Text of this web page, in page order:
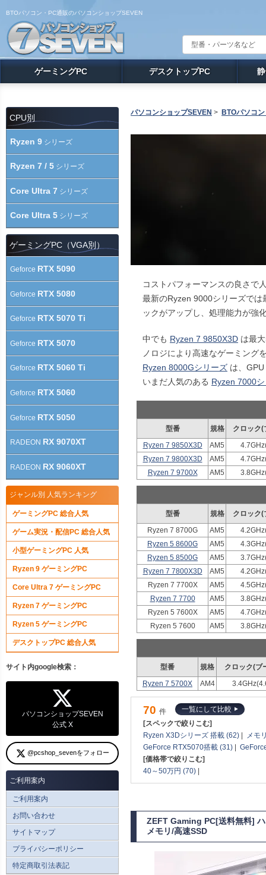
BTOパソコン・PC通販のパソコンショップSEVEN
ゲーミングPC デスクトップPC
パソコンショップSEVEN > BTOパソコ
コストパフォーマンスの良さで
最新のRyzen 9000シリーズで
ックがアップし、処理能力が強
中でも Ryzen 7 9850X3D は最
ノロジにより高速なゲーミング
Ryzen 8000Gシリーズ は、
いまだ人気のある Ryzen 7000
型番 規格
クロック(
Ryzen 7 9850X3D
AM5
Ryzen 7 9800X3D
AM5
Ryzen 7 9700X
AM5
型番 規格
クロック(
Ryzen 7 8700G
AM5
Ryzen 5 8600G
AM5
Ryzen 5 8500G
AM5
Ryzen 7 7800X3D
AM5
Ryzen 7 7700X
AM5
Ryzen 7 7700
AM5
Ryzen 5 7600X
AM5
Ryzen 5 7600
AM5
型番 規格
クロック(ブ
Ryzen 7 5700X
AM4
70 件
一覧にして比較
[スペックで絞りこむ]
Ryzen X3Dシリーズ 搭載 (62) |
メモ
GeForce RTX5070搭載 (31) |
[価格帯で絞りこむ]
40～50万円 (70) |
ZEFT Gaming PC[送料無料]
メモリ/高速SSD
CPU別
Ryzen 9 シリーズ
Ryzen 7 / 5 シリーズ
Core Ultra 7 シリーズ
Core Ultra 5 シリーズ
ゲーミングPC（VGA別）
Geforce RTX 5090
Geforce RTX 5080
Geforce RTX 5070 Ti
Geforce RTX 5070
Geforce RTX 5060 Ti
Geforce RTX 5060
Geforce RTX 5050
RADEON RX 9070XT
RADEON RX 9060XT
ジャンル別 人気ランキング
ゲーミングPC 総合人気
ゲーム実況・配信PC 総合人気
小型ゲーミングPC 人気
Ryzen 9 ゲーミングPC
Core Ultra 7 ゲーミングPC
Ryzen 7 ゲーミングPC
Ryzen 5 ゲーミングPC
デスクトップPC 総合人気
サイト内google検索：
パソコンショップSEVEN
公式 X
@pcshop_sevenをフォロー
ご利用案内
ご利用案内
お問い合わせ
サイトマップ
プライバシーポリシー
特定商取引法表記